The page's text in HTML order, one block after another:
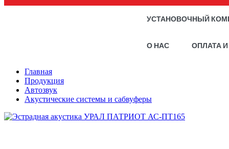
УСТАНОВОЧНЫЙ
О НАС ОПЛАТА
Главная
Продукция
Автозвук
Акустические системы и сабвуферы